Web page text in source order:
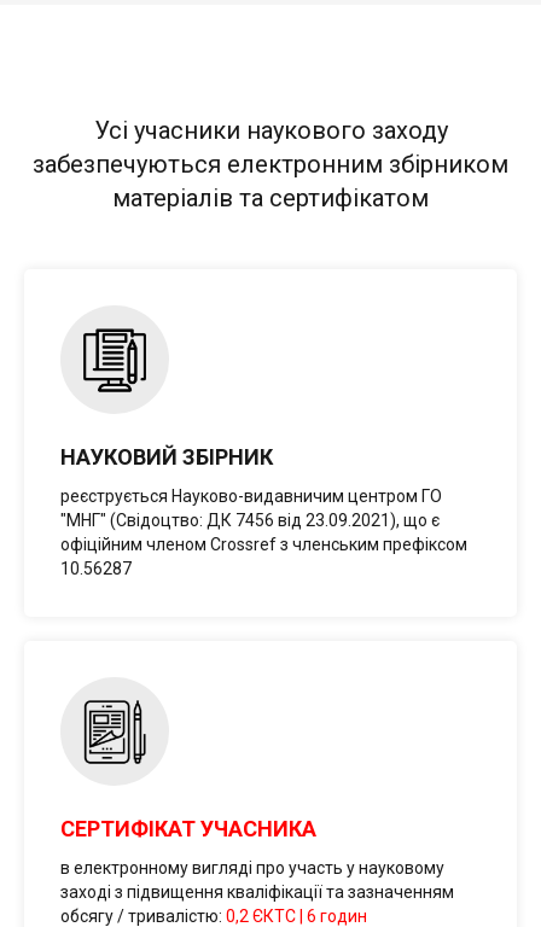
Усі учасники наукового заходу
забезпечуються електронним збірником
матеріалів та сертифікатом
НАУКОВИЙ ЗБІРНИК
реєструється Науково-видавничим центром ГО
"МНГ" (Свідоцтво: ДК 7456 від 23.09.2021), що є
офіційним членом Crossref з членським префіксом
10.56287
СЕРТИФІКАТ УЧАСНИКА
в електронному вигляді про участь у науковому
заході з підвищення кваліфікації та зазначенням
обсягу / тривалістю: 0,2 ЄКТС | 6 годин